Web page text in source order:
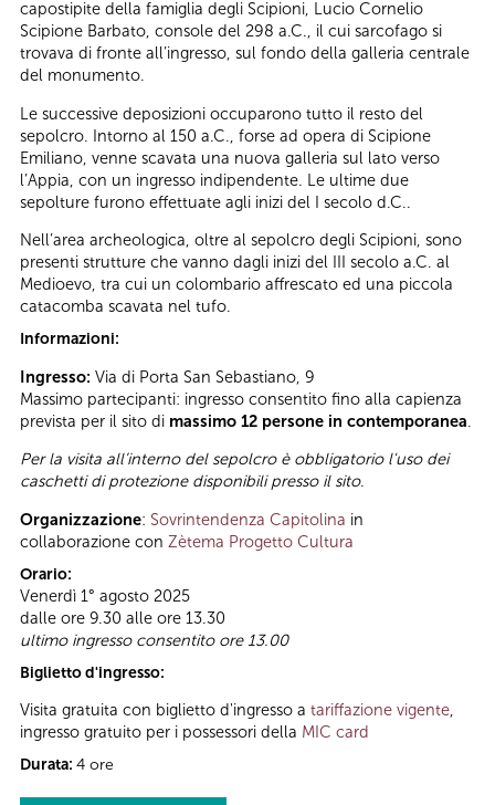
capostipite della famiglia degli Scipioni, Lucio Cornelio
Scipione Barbato, console del 298 a.C., il cui sarcofago si
trovava di fronte all’ingresso, sul fondo della galleria centrale
del monumento.
Le successive deposizioni occuparono tutto il resto del
sepolcro. Intorno al 150 a.C., forse ad opera di Scipione
Emiliano, venne scavata una nuova galleria sul lato verso
l’Appia, con un ingresso indipendente. Le ultime due
sepolture furono effettuate agli inizi del I secolo d.C..
Nell’area archeologica, oltre al sepolcro degli Scipioni, sono
presenti strutture che vanno dagli inizi del III secolo a.C. al
Medioevo, tra cui un colombario affrescato ed una piccola
catacomba scavata nel tufo.
Informazioni:
Ingresso: Via di Porta San Sebastiano, 9
Massimo partecipanti: ingresso consentito fino alla capienza
prevista per il sito di massimo 12 persone in contemporanea.
Per la visita all’interno del sepolcro è obbligatorio l'uso dei
caschetti di protezione disponibili presso il sito.
Organizzazione: Sovrintendenza Capitolina in
collaborazione con Zètema Progetto Cultura
Orario:
Venerdì 1° agosto 2025
dalle ore 9.30 alle ore 13.30
ultimo ingresso consentito ore 13.00
Biglietto d'ingresso:
Visita gratuita con biglietto d'ingresso a tariffazione vigente,
ingresso gratuito per i possessori della MIC card
Durata: 4 ore